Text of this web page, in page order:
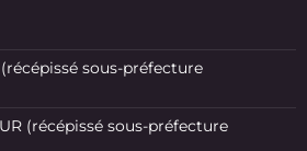
(récépissé sous-préfecture
(récépissé sous-préfecture